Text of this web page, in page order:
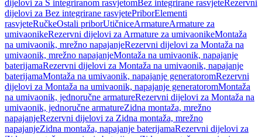
dijelovi za S integriranom rasvjetomBez integrirane rasvjeteRezervni
dijelovi za Bez integrirane rasvjetePriborElementi
rasvjeteRučkeOstali priborUtičniceArmatureArmature za
umivaonikeRezervni dijelovi za Armature za umivaonikeMontaža
na umivaonik, mrežno napajanjeRezervni dijelovi za Montaža na
umivaonik, mrežno napajanjeMontaža na umivaonik, napajanje
baterijamaRezervni dijelovi za Montaža na umivaonik, napajanje
baterijamaMontaža na umivaonik, napajanje generatoromRezervni
dijelovi za Montaža na umivaonik, napajanje generatoromMontaža
na umivaonik, jednoručne armatureRezervni dijelovi za Montaža na
umivaonik, jednoručne armatureZidna montaža, mrežno
napajanjeRezervni dijelovi za Zidna montaža, mrežno
napajanjeZidna montaža, napajanje baterijamaRezervni dijelovi za